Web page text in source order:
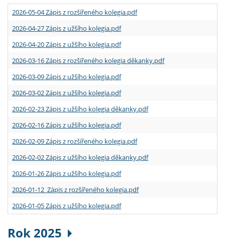
2026-05-04 Zápis z rozšířeného kolegia.pdf
2026-04-27 Zápis z užšího kolegia.pdf
2026-04-20 Zápis z užšího kolegia.pdf
2026-03-16 Zápis z rozšířeného kolegia děkanky.pdf
2026-03-09 Zápis z užšího kolegia.pdf
2026-03-02 Zápis z užšího kolegia.pdf
2026-02-23 Zápis z užšího kolegia děkanky.pdf
2026-02-16 Zápis z užšího kolegia.pdf
2026-02-09 Zápis z rozšířeného kolegia.pdf
2026-02-02 Zápis z užšího kolegia děkanky.pdf
2026-01-26 Zápis z užšího kolegia.pdf
2026-01-12 Zápis z rozšířeného kolegia.pdf
2026-01-05 Zápis z užšího kolegia.pdf
Rok 2025